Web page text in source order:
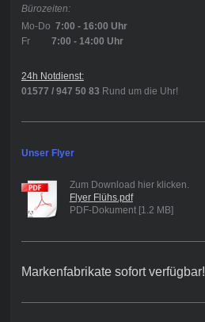
Bürozeiten:
Mo-Do 7:00 - 16:00 Uhr
Fr 7:00 - 14:00 Uhr
24h Notdienst:
01577 / 947 50 83 Rund um die Uhr!
Unser Flyer
Zum Download hier klicken.
Flyer Flühs.pdf
PDF-Dokument [1.2 MB]
Markenfabrikate sofort verfügbar!